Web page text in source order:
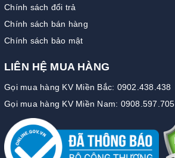
Chính sách đổi trả
Chính sách bán hàng
Chính sách bảo mật
LIÊN HỆ MUA HÀNG
Gọi mua hàng KV Miền Bắc: 0902.438.438
Gọi mua hàng KV Miền Nam: 0908.597.705